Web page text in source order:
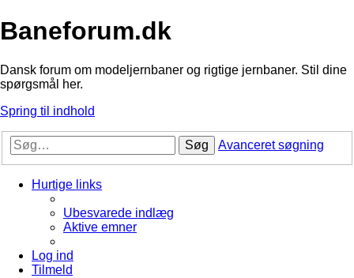
Baneforum.dk
Dansk forum om modeljernbaner og rigtige jernbaner. Stil dine
spørgsmål her.
Spring til indhold
Søg Avanceret søgning
Hurtige links
Ubesvarede indlæg
Aktive emner
Log ind
Tilmeld